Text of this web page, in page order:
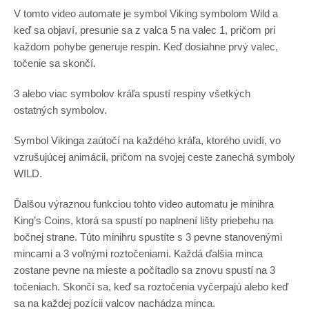
V tomto video automate je symbol Viking symbolom Wild a
keď sa objaví, presunie sa z valca 5 na valec 1, pričom pri
každom pohybe generuje respin. Keď dosiahne prvý valec,
točenie sa skončí.
3 alebo viac symbolov kráľa spustí respiny všetkých
ostatných symbolov.
Symbol Vikinga zaútočí na každého kráľa, ktorého uvidí, vo
vzrušujúcej animácii, pričom na svojej ceste zanechá symboly
WILD.
Ďalšou výraznou funkciou tohto video automatu je minihra
King’s Coins, ktorá sa spustí po naplnení lišty priebehu na
bočnej strane. Túto minihru spustíte s 3 pevne stanovenými
mincami a 3 voľnými roztočeniami. Každá ďalšia minca
zostane pevne na mieste a počítadlo sa znovu spustí na 3
točeniach. Skončí sa, keď sa roztočenia vyčerpajú alebo keď
sa na každej pozícii valcov nachádza minca.